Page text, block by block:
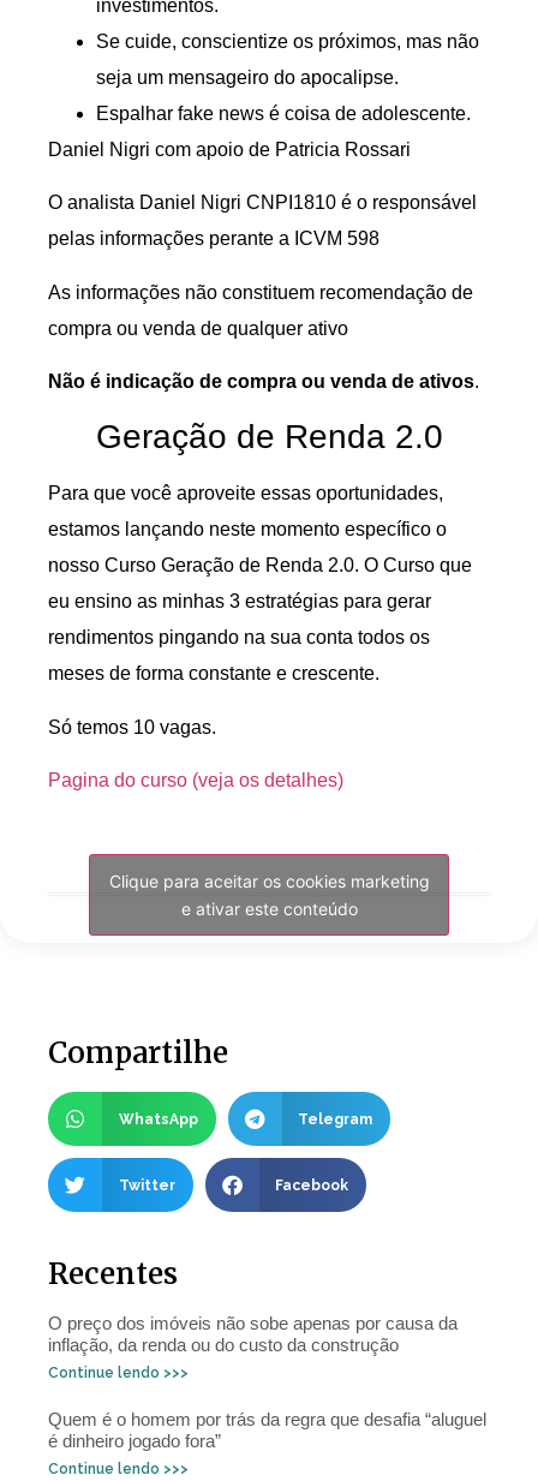
investimentos.
Se cuide, conscientize os próximos, mas não
seja um mensageiro do apocalipse.
Espalhar fake news é coisa de adolescente.
Daniel Nigri com apoio de Patricia Rossari
O analista Daniel Nigri CNPI1810 é o responsável
pelas informações perante a ICVM 598
As informações não constituem recomendação de
compra ou venda de qualquer ativo
Não é indicação de compra ou venda de ativos.
Geração de Renda 2.0
Para que você aproveite essas oportunidades,
estamos lançando neste momento específico o
nosso Curso Geração de Renda 2.0. O Curso que
eu ensino as minhas 3 estratégias para gerar
rendimentos pingando na sua conta todos os
meses de forma constante e crescente.
Só temos 10 vagas.
Pagina do curso (veja os detalhes)
Clique para aceitar os cookies marketing
e ativar este conteúdo
Compartilhe
WhatsApp Telegram
Twitter Facebook
Recentes
O preço dos imóveis não sobe apenas por causa da
inflação, da renda ou do custo da construção
Continue lendo >>>
Quem é o homem por trás da regra que desafia “aluguel
é dinheiro jogado fora”
Continue lendo >>>